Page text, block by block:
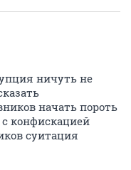
ничуть не
начать пороть
конфискацией
суитация